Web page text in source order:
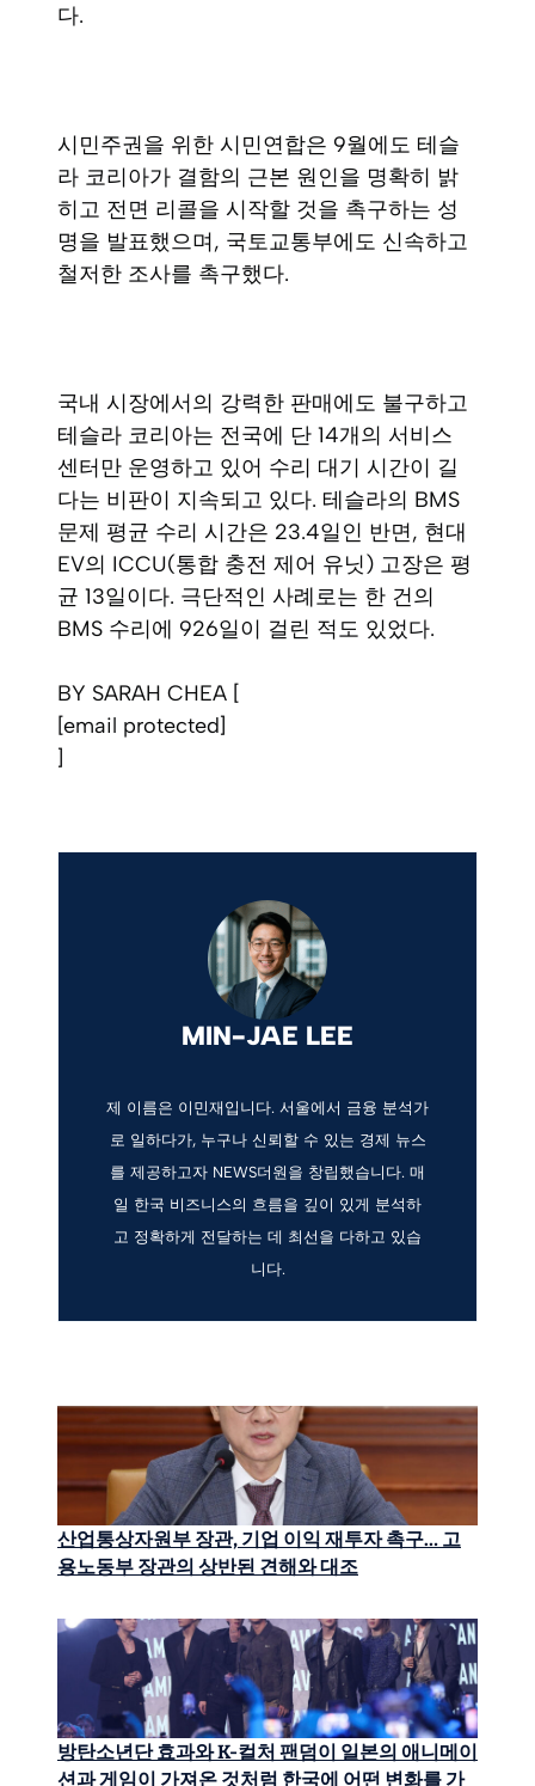
다.
시민주권을 위한 시민연합은 9월에도 테슬
라 코리아가 결함의 근본 원인을 명확히 밝
히고 전면 리콜을 시작할 것을 촉구하는 성
명을 발표했으며, 국토교통부에도 신속하고
철저한 조사를 촉구했다.
국내 시장에서의 강력한 판매에도 불구하고
테슬라 코리아는 전국에 단 14개의 서비스
센터만 운영하고 있어 수리 대기 시간이 길
다는 비판이 지속되고 있다. 테슬라의 BMS
문제 평균 수리 시간은 23.4일인 반면, 현대
EV의 ICCU(통합 충전 제어 유닛) 고장은 평
균 13일이다. 극단적인 사례로는 한 건의
BMS 수리에 926일이 걸린 적도 있었다.
BY SARAH CHEA [
[email protected]
]
MIN-JAE LEE
제 이름은 이민재입니다. 서울에서 금융 분석가
로 일하다가, 누구나 신뢰할 수 있는 경제 뉴스
를 제공하고자 NEWS더원을 창립했습니다. 매
일 한국 비즈니스의 흐름을 깊이 있게 분석하
고 정확하게 전달하는 데 최선을 다하고 있습
니다.
산업통상자원부 장관, 기업 이익 재투자 촉구… 고
용노동부 장관의 상반된 견해와 대조
방탄소년단 효과와 K-컬처 팬덤이 일본의 애니메이
션과 게임이 가져온 것처럼 한국에 어떤 변화를 가